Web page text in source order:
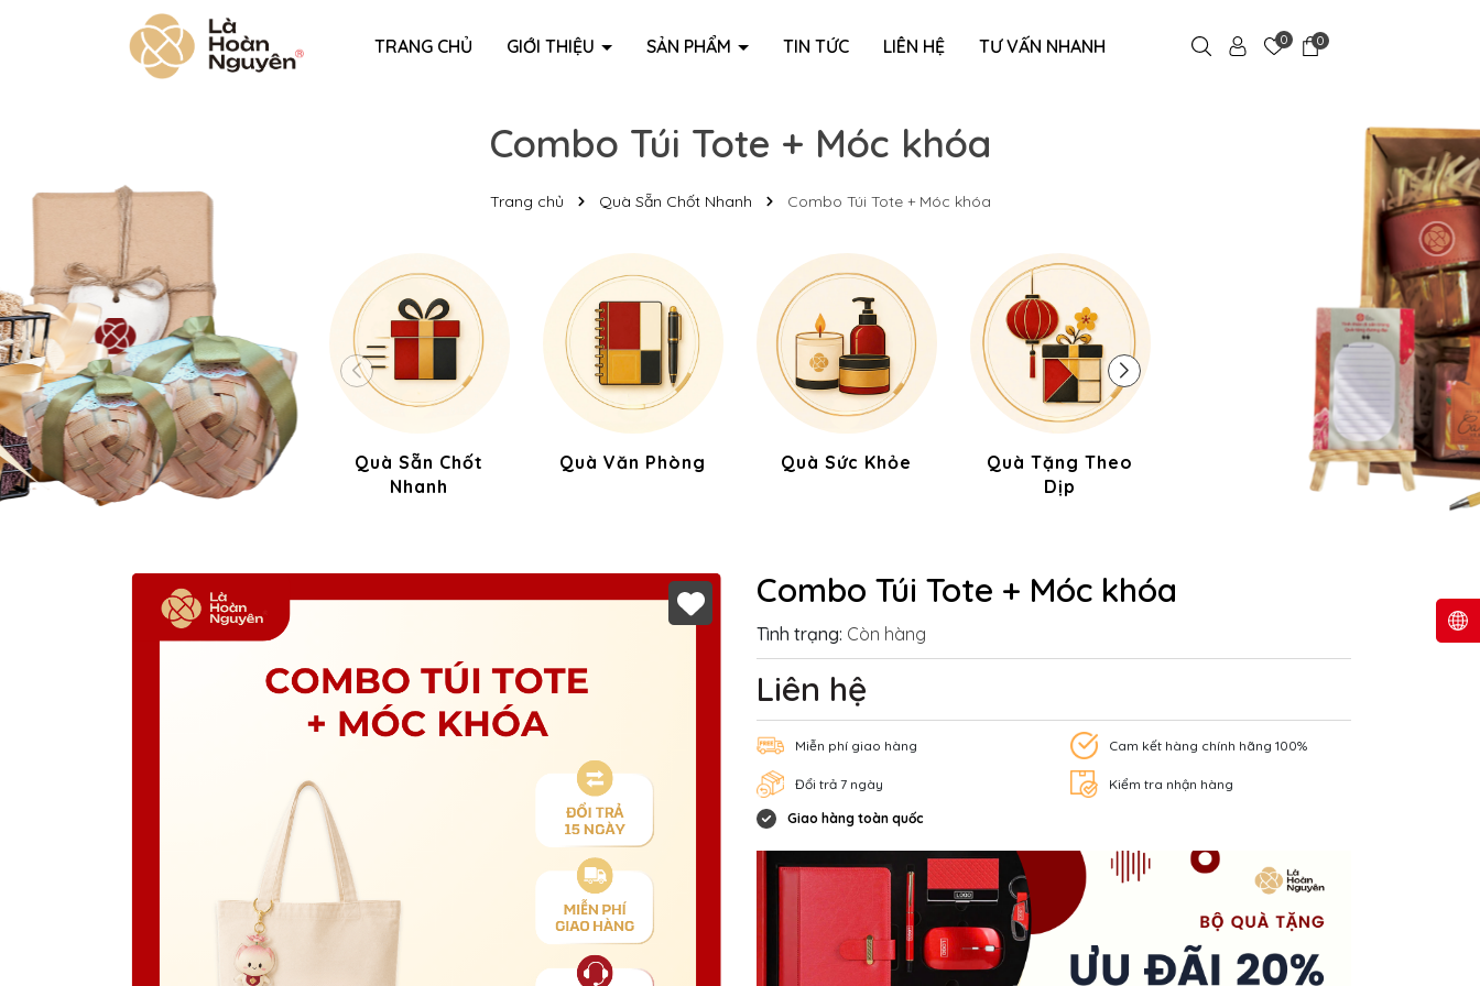
TRANG CHỦ GIỚI THIỆU SẢN PHẨM TIN TỨC LIÊN HỆ TƯ VẤN NHANH 0 0
Combo Túi Tote + Móc khóa
Trang chủ Quà Sẵn Chốt Nhanh Combo Túi Tote + Móc khóa
Quà Sẵn Chốt
Nhanh
Quà Văn Phòng Quà Sức Khỏe
Quà Tặng Theo
Dịp
Quà Gia Dụng Quà
Combo Túi Tote + Móc khóa
Tình trạng: Còn hàng
Liên hệ
Miễn phí giao hàng Cam kết hàng chính hãng 100%
Đổi trả 7 ngày Kiểm tra nhận hàng
Giao hàng toàn quốc